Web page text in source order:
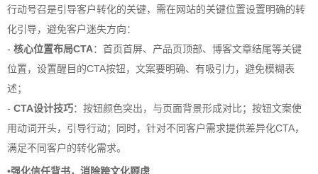
行动号召是引导客户转化的关键，需在网站的关键位置设置明确的转
化引导，避免客户迷失方向：
- 核心位置布局CTA：首页首屏、产品页顶部、博客文章结尾等关键
位置，设置醒目的CTA按钮，文案要明确、有吸引力，避免模糊表
述；
- CTA设计技巧：按钮颜色突出，与页面背景形成对比；按钮文案使
用动词开头，引导行动；同时，针对不同客户需求提供差异化CTA，
满足不同客户的转化需求。
•强化信任背书，消除跨文化顾虑